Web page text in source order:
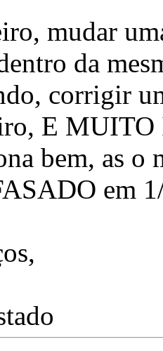
mudar
da
corrigir
E MUITO
bem, as o
em